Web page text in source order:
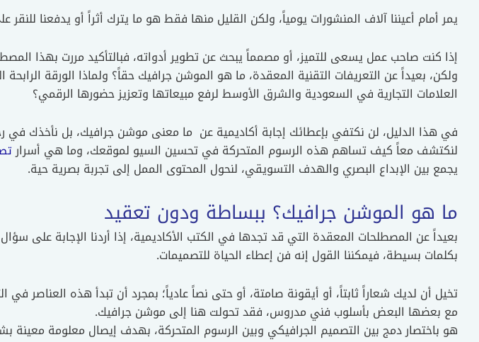
يمر أمام أعيننا آلاف المنشورات يومياً، ولكن القليل منها فقط هو ما يترك أثراً أو يدفعنا للنقر
إذا كنت صاحب عمل يسعى للتميز، أو مصمماً يبحث عن تطوير أدواته، فبالتأكيد مررت بهذا
ولكن، بعيداً عن التعريفات التقنية المعقدة، ما هو الموشن جرافيك حقاً؟ ولماذا الورقة الرابحة
العلامات التجارية في السعودية والشرق الأوسط لرفع مبيعاتها وتعزيز حضورها الرقمي؟
في هذا الدليل، لن نكتفي بإعطائك إجابة أكاديمية عن ما معنى موشن جرافيك، بل نأخذك في
لنكتشف معاً كيف تساهم هذه الرسوم المتحركة في تحسين السيو لموقعك، وما هي أسرار
يجمع بين الإبداع البصري والهدف التسويقي، لنحول المحتوى الممل إلى تجربة بصرية حية.
ما هو الموشن جرافيك؟ ببساطة ودون تعقيد
بعيداً عن المصطلحات المعقدة التي قد تجدها في الكتب الأكاديمية، إذا أردنا الإجابة على
بكلمات بسيطة، فيمكننا القول إنه فن إعطاء الحياة للتصميمات.
تخيل أن لديك شعاراً ثابتاً، أو أيقونة صامتة، أو حتى نصاً عادياً؛ بمجرد أن تبدأ هذه العناصر في
مع بعضها البعض بأسلوب فني مدروس، فقد تحولت هنا إلى موشن جرافيك.
هو باختصار دمج بين التصميم الجرافيكي وبين الرسوم المتحركة، بهدف إيصال معلومة معينة